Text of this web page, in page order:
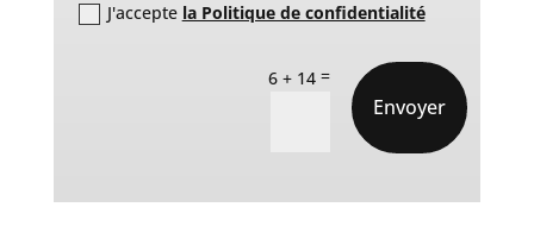
J'accepte la Politique de confidentialité
6 + 14 =
Envoyer